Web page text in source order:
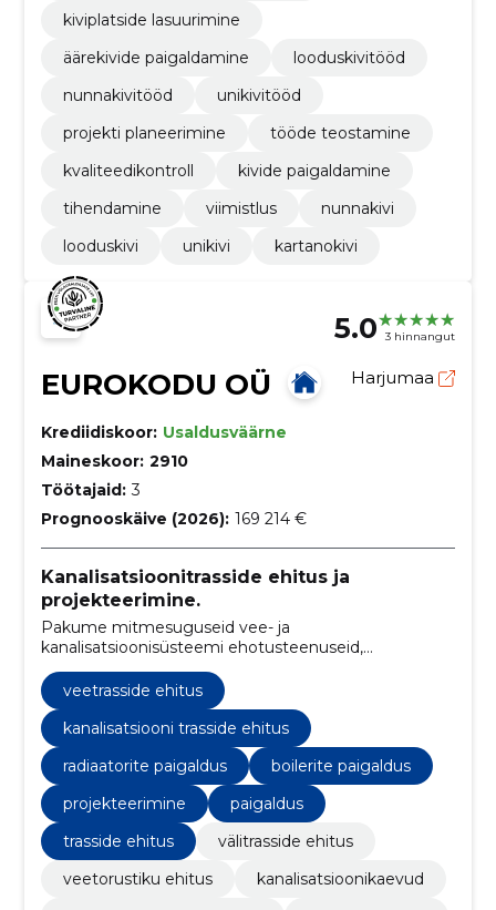
kiviplatside lasuurimine
äärekivide paigaldamine
looduskivitööd
nunnakivitööd
unikivitööd
projekti planeerimine
tööde teostamine
kvaliteedikontroll
kivide paigaldamine
tihendamine
viimistlus
nunnakivi
looduskivi
unikivi kartanokivi
5.0 3 hinnangut
EUROKODU OÜ Harjumaa
Krediidiskoor: Usaldusväärne
Maineskoor: 2910
Töötajaid: 3
Prognooskäive (2026): 169 214 €
Kanalisatsioonitrasside ehitus ja
projekteerimine.
Pakume mitmesuguseid vee- ja
kanalisatsioonisüsteemi ehotusteenuseid,
funktsionaalse elukeskkonna.
veetrasside ehitus
kanalisatsiooni trasside ehitus
radiaatorite paigaldus
boilerite paigaldus
projekteerimine
paigaldus
trasside ehitus
välitrasside ehitus
veetorustiku ehitus
kanalisatsioonikaevud